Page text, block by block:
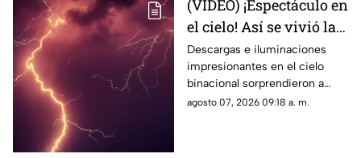
(VIDEO) ¡Espectáculo en
el cielo! Así se vivió la
tormenta eléctrica de
este jueves en Ciudad
Juárez
Descargas e iluminaciones
impresionantes en el cielo
binacional sorprendieron a
residentes de Ciudad Juárez y
agosto 07, 2026 09:18 a. m.